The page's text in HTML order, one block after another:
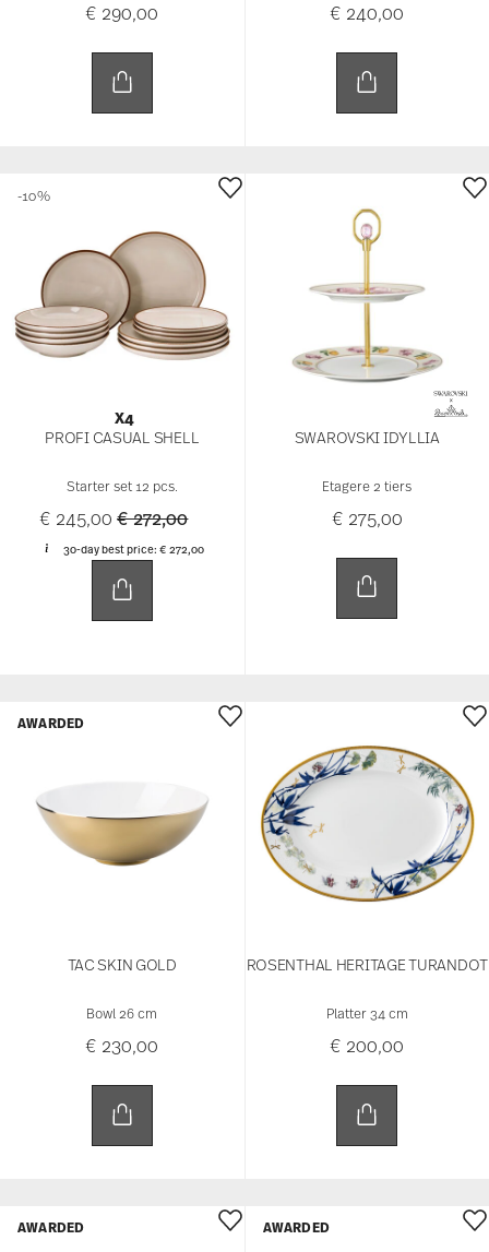
€ 290,00 € 240,00
X4
PROFI CASUAL SHELL
Starter set 12 pcs.
€ 245,00Price reduced from
€ 272,00to
30-day best price:€ 272,00
-10%
SWAROVSKI IDYLLIA
Etagere 2 tiers
€ 275,00
TAC SKIN GOLD
Bowl 26 cm
€ 230,00
AWARDED
ROSENTHAL HERITAGE TURANDOT
Platter 34 cm
€ 200,00
AWARDED AWARDED